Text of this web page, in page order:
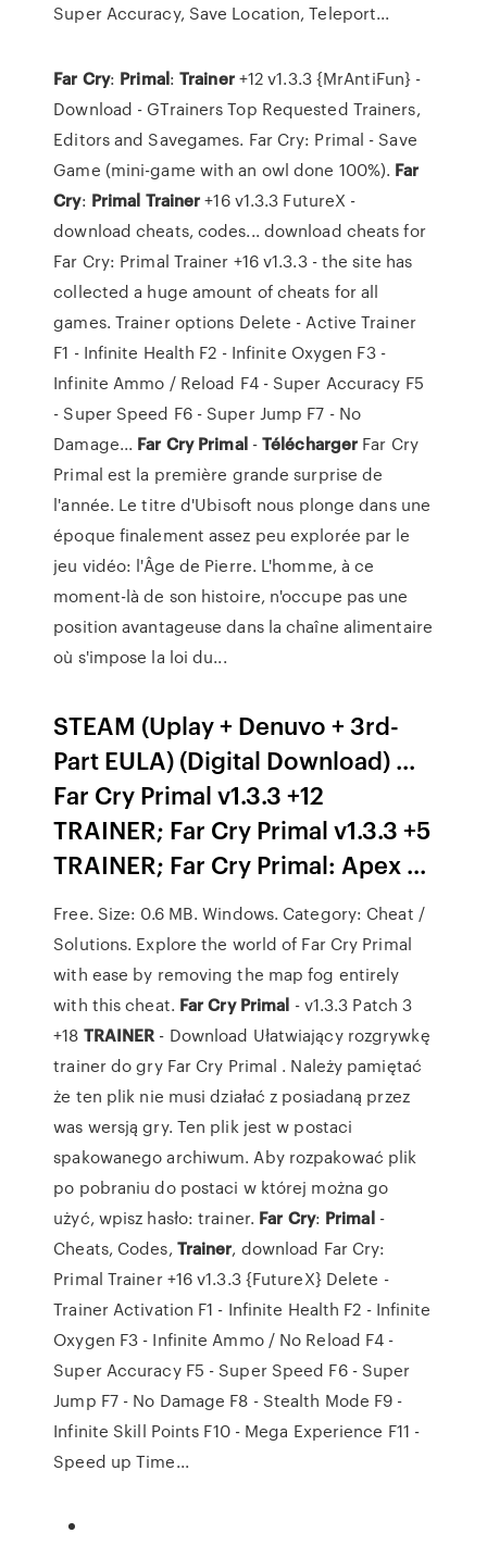
Super Accuracy, Save Location, Teleport...
Far Cry: Primal:Trainer+12 v1.3.3 {MrAntiFun} -
Download - GTrainers Top Requested Trainers,
Editors and Savegames. Far Cry: Primal - Save
Game (mini-game with an owl done 100%). Far
Cry: Primal Trainer+16 v1.3.3 FutureX -
download cheats, codes... download cheats for
Far Cry: Primal Trainer +16 v1.3.3 - the site has
collected a huge amount of cheats for all
games. Trainer options Delete - Active Trainer
F1 - Infinite Health F2 - Infinite Oxygen F3 -
Infinite Ammo / Reload F4 - Super Accuracy F5
- Super Speed F6 - Super Jump F7 - No
Damage... Far Cry Primal-Télécharger Far Cry
Primal est la première grande surprise de
l'année. Le titre d'Ubisoft nous plonge dans une
époque finalement assez peu explorée par le
jeu vidéo: l'Âge de Pierre. L'homme, à ce
moment-là de son histoire, n'occupe pas une
position avantageuse dans la chaîne alimentaire
où s'impose la loi du...
STEAM (Uplay + Denuvo + 3rd-
Part EULA) (Digital Download) ...
Far Cry Primal v1.3.3 +12
TRAINER; Far Cry Primal v1.3.3 +5
TRAINER; Far Cry Primal: Apex ...
Free. Size: 0.6 MB. Windows. Category: Cheat /
Solutions. Explore the world of Far Cry Primal
with ease by removing the map fog entirely
with this cheat. Far Cry Primal - v1.3.3 Patch 3
+18 TRAINER - Download Ułatwiający rozgrywkę
trainer do gry Far Cry Primal . Należy pamiętać
że ten plik nie musi działać z posiadaną przez
was wersją gry. Ten plik jest w postaci
spakowanego archiwum. Aby rozpakować plik
po pobraniu do postaci w której można go
użyć, wpisz hasło: trainer. Far Cry: Primal-
Cheats, Codes, Trainer, download Far Cry:
Primal Trainer +16 v1.3.3 {FutureX} Delete -
Trainer Activation F1 - Infinite Health F2 - Infinite
Oxygen F3 - Infinite Ammo / No Reload F4 -
Super Accuracy F5 - Super Speed F6 - Super
Jump F7 - No Damage F8 - Stealth Mode F9 -
Infinite Skill Points F10 - Mega Experience F11 -
Speed up Time...